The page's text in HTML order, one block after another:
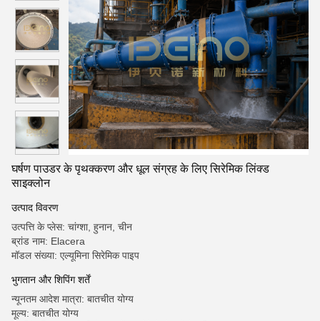
घर्षण पाउडर के पृथक्करण और धूल संग्रह के लिए सिरेमिक लिंक्ड
साइक्लोन
उत्पाद विवरण
उत्पत्ति के प्लेस: चांग्शा, हुनान, चीन
ब्रांड नाम: Elacera
मॉडल संख्या: एल्यूमिना सिरेमिक पाइप
भुगतान और शिपिंग शर्तें
न्यूनतम आदेश मात्रा: बातचीत योग्य
मूल्य: बातचीत योग्य